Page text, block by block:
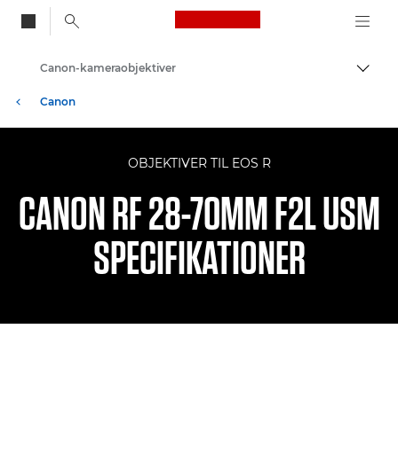
Canon Logo, back
Skift
Canon
Canon-kameraobjektiver
OBJEKTIVER TIL EOS R
CANON RF 28-70MM F2L USM
SPECIFIKATIONER